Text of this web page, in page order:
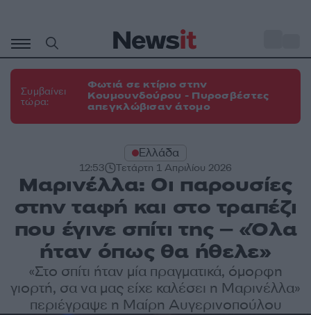
περιεχόμενο
Συμβαίνει
τώρα:
Φωτιά σε κτίριο στην
Κουμουνδούρου - Πυροσβέστες
απεγκλώβισαν άτομο
Ελλάδα
12:53 Τετάρτη 1 Απριλίου 2026
Μαρινέλλα: Οι παρουσίες
στην ταφή και στο τραπέζι
που έγινε σπίτι της – «Όλα
ήταν όπως θα ήθελε»
«Στο σπίτι ήταν μία πραγματικά, όμορφη
γιορτή, σα να μας είχε καλέσει η Μαρινέλλα»
περιέγραψε η Μαίρη Αυγερινοπούλου